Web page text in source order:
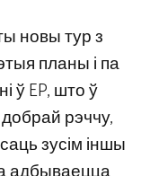
новы тур з
планы і па
ў EP, што ў
рэччу,
зусім іншы